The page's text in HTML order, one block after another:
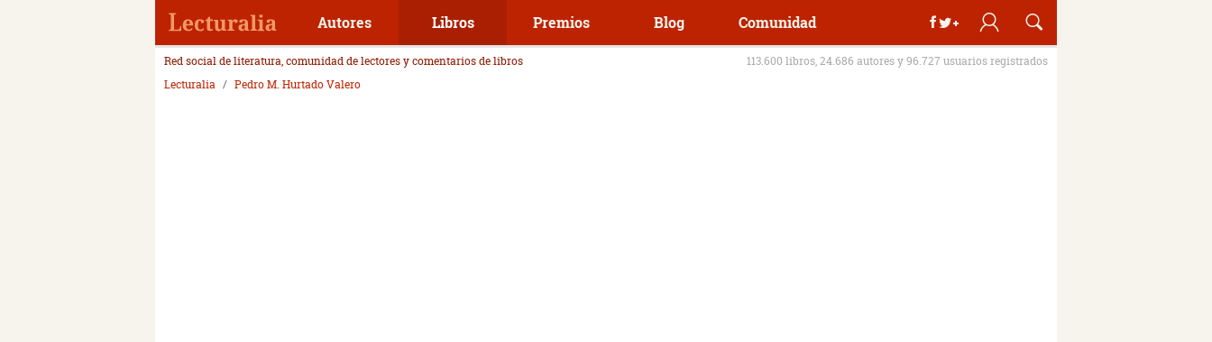
Autores Libros Premios Blog Comunidad
Red social de literatura, comunidad de lectores y comentarios de libros
113.600 libros, 24.686 autores y 96.727 usuarios registrados
Lecturalia
Pedro M. Hurtado Valero